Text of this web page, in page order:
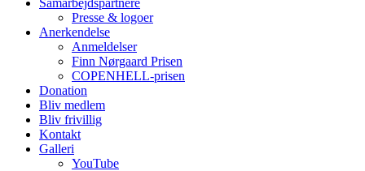
Samarbejdspartnere
Presse & logoer
Anerkendelse
Anmeldelser
Finn Nørgaard Prisen
COPENHELL-prisen
Donation
Bliv medlem
Bliv frivillig
Kontakt
Galleri
YouTube